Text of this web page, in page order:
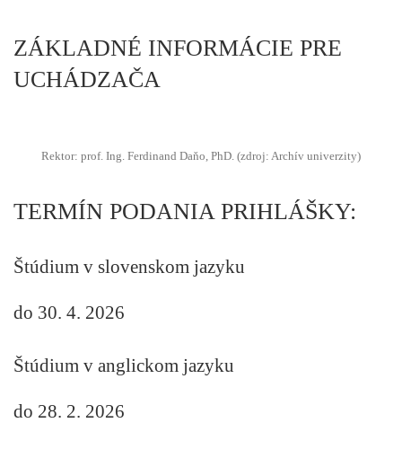
ZÁKLADNÉ INFORMÁCIE PRE
UCHÁDZAČA
Rektor: prof. Ing. Ferdinand Daňo, PhD. (zdroj: Archív univerzity)
TERMÍN PODANIA PRIHLÁŠKY:
Štúdium v slovenskom jazyku
do 30. 4. 2026
Štúdium v anglickom jazyku
do 28. 2. 2026